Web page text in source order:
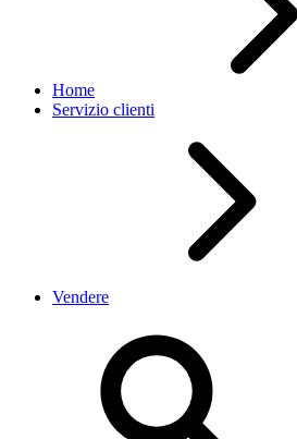
Home
Servizio clienti
Vendere